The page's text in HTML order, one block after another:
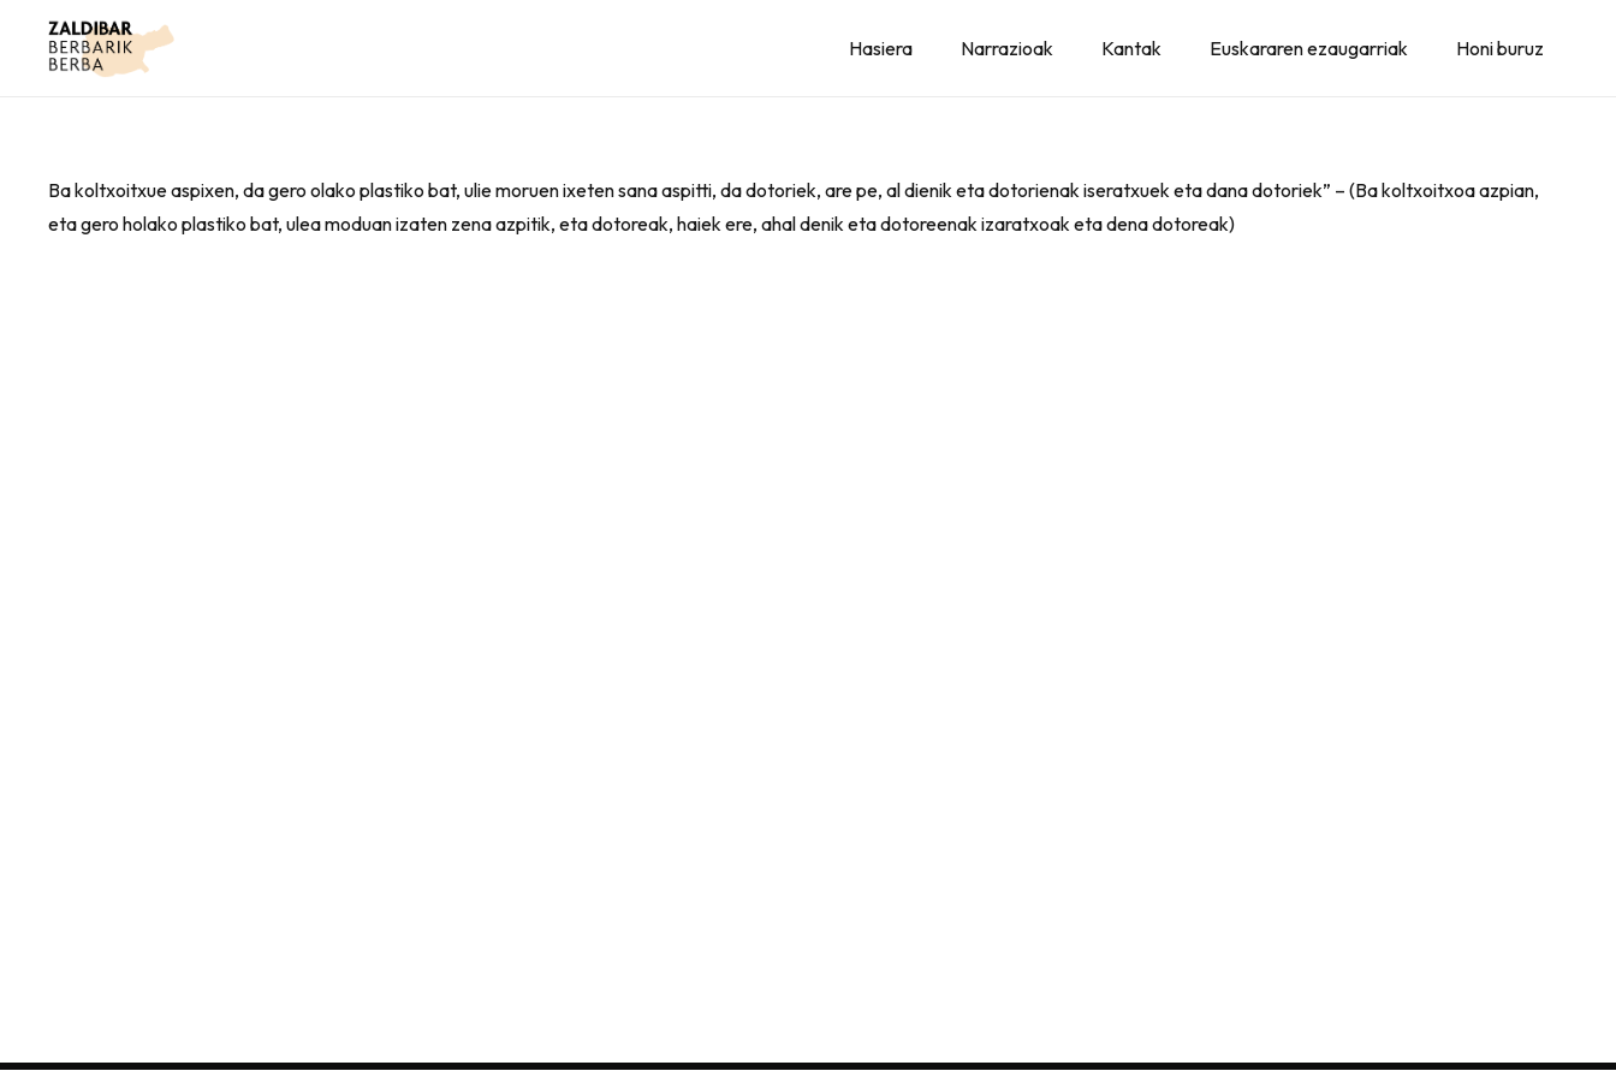
Hasiera Narrazioak Kantak Euskararen ezaugarriak Honi buruz
Ba koltxoitxue aspixen, da gero olako plastiko bat, ulie moruen ixeten sana aspitti, da dotoriek, are pe, al dienik eta dotorienak iseratxuek eta dana dotoriek” – (Ba koltxoitxoa azpian,
eta gero holako plastiko bat, ulea moduan izaten zena azpitik, eta dotoreak, haiek ere, ahal denik eta dotoreenak izaratxoak eta dena dotoreak)